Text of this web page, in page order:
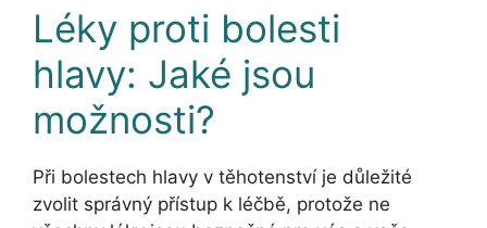
Léky proti bolesti
hlavy: Jaké jsou
možnosti?
Při bolestech hlavy v těhotenství je důležité
zvolit správný přístup k léčbě, protože ne